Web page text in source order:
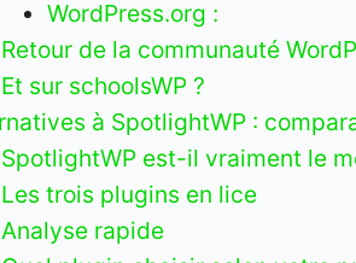
WordPress.org :
Retour de la communauté
Et sur schoolsWP ?
à SpotlightWP :
SpotlightWP est-il vraiment le
Les trois plugins en lice
Analyse rapide